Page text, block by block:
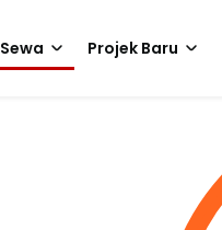
Sewa Projek Baru